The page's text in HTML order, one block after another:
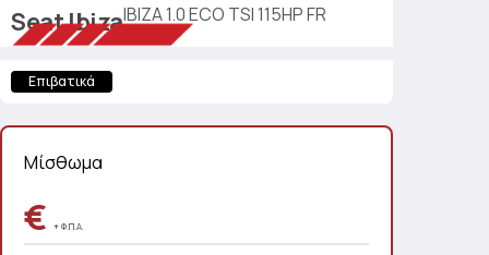
SeatIbizaIBIZA 1.0 ECO TSI 115HP FR
Επιβατικά
Μίσθωμα
€ + Φ.Π.Α.